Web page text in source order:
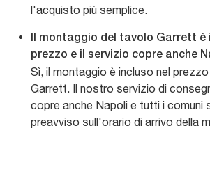
l'acquisto più semplice.
Il montaggio del tavolo Garrett è
prezzo e il servizio copre anche
Sì, il montaggio è incluso nel
Garrett. Il nostro servizio di
copre anche Napoli e tutti i comuni
preavviso sull'orario di arrivo della